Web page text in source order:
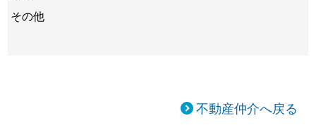
その他
不動産仲介へ戻る